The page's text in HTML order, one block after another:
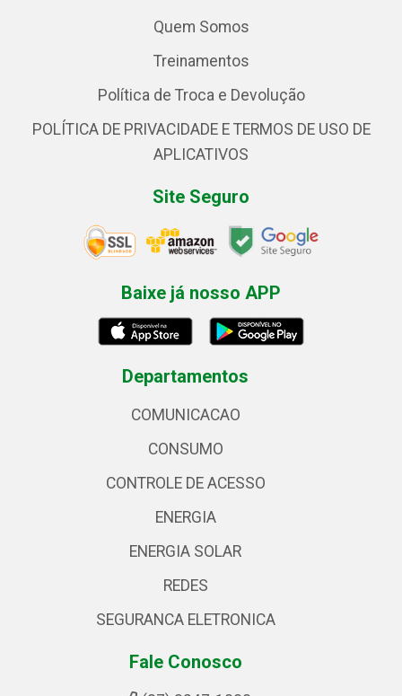
Quem Somos
Treinamentos
Política de Troca e Devolução
POLÍTICA DE PRIVACIDADE E TERMOS DE USO DE
APLICATIVOS
Site Seguro
Baixe já nosso APP
Departamentos
COMUNICACAO
CONSUMO
CONTROLE DE ACESSO
ENERGIA
ENERGIA SOLAR
REDES
SEGURANCA ELETRONICA
Fale Conosco